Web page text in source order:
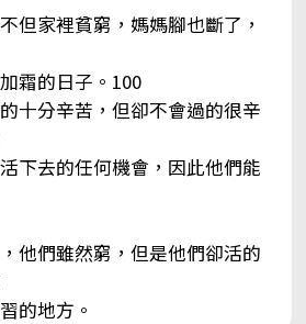
但家裡貧窮，媽媽腳也斷了，
霜的日子。100
十分辛苦，但卻不會過的很辛
下去的任何機會，因此他們能
他們雖然窮，但是他們卻活的
的地方。